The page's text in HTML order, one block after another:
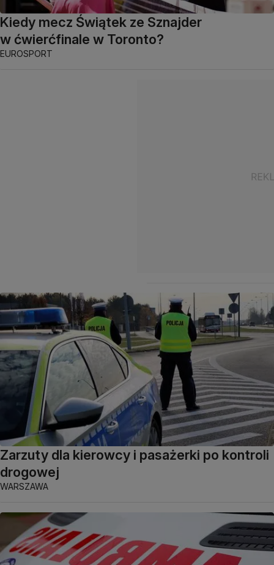
Kiedy mecz Świątek ze Sznajder
w ćwierćfinale w Toronto?
EUROSPORT
Zarzuty dla kierowcy i pasażerki po kontroli
drogowej
WARSZAWA